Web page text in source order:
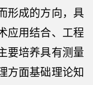
形成的方向，具
应用结合、工程
要培养具有测量
方面基础理论知